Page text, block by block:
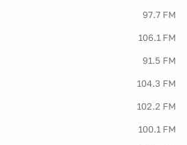
97.7 FM
106.1 FM
91.5 FM
104.3 FM
102.2 FM
100.1 FM